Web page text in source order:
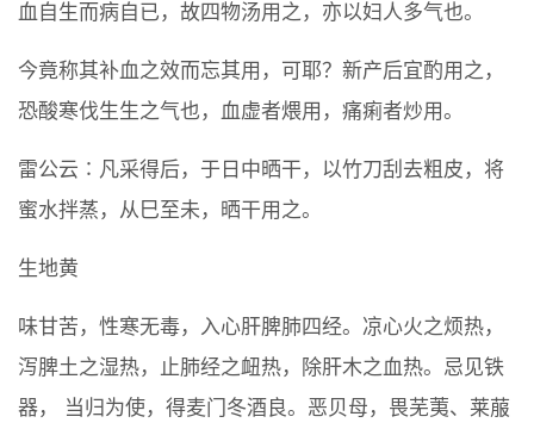
血自生而病自已，故四物汤用之，亦以妇人多气也。
今竟称其补血之效而忘其用，可耶？新产后宜酌用之，
恐酸寒伐生生之气也，血虚者煨用，痛痢者炒用。
雷公云∶凡采得后，于日中晒干，以竹刀刮去粗皮，将
蜜水拌蒸，从巳至未，晒干用之。
生地黄
味甘苦，性寒无毒，入心肝脾肺四经。凉心火之烦热，
泻脾土之湿热，止肺经之衄热，除肝木之血热。忌见铁
器， 当归为使，得麦门冬酒良。恶贝母，畏芜荑、莱菔